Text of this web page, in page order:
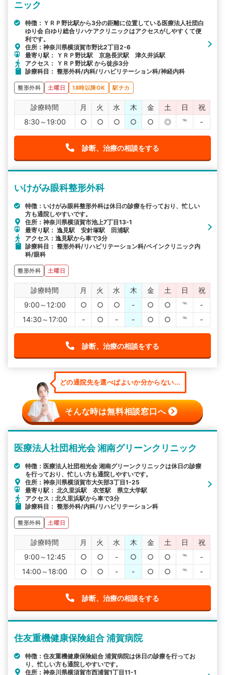
ニック
特徴：ＹＲＰ野比駅から3分の距離に位置している医療法人社団白
ゆり会 白ゆり総合リハケアクリニックはアクセスがしやすくて便
利です。
住所：神奈川県横須賀市野比2丁目2-6
最寄り駅： ＹＲＰ野比駅 京急長沢駅 津久井浜駅
アクセス： ＹＲＰ野比駅 から徒歩3分
診療科目： 整形外科/内科/リハビリテーション科/神経内科
整形外科 土曜日 18時以降OK 駅チカ
診療時間 月 火 水 木 金 土 日
祝
8:30～19:00
○ ○ ○ ○ ○ ◎ ℡ -
診断、治療の相談をする
いけがみ眼科整形外科
特徴：いけがみ眼科整形外科は休日の診療を行っており、忙しい
方も通院しやすいです。
住所：神奈川県横須賀市池上7丁目13-1
最寄り駅： 逸見駅 安針塚駅 田浦駅
アクセス：逸見駅から車で3分
診療科目： 整形外科/リハビリテーション科/ペインクリニック内
科/眼科
整形外科 土曜日
診療時間 月 火 水 木 金 土 日
祝
9:00～12:00
○ ○ ○ - ○ ○ ℡
-
14:30～17:00
- ○ - - ○ ○ ℡ -
診断、治療の相談をする
どの通院先を選べばよいか分からない...
そんな時は無料相談窓口へ
医療法人社団相光会 湘南グリーンクリニック
特徴：医療法人社団相光会 湘南グリーンクリニックは休日の診療
を行っており、忙しい方も通院しやすいです。
住所：神奈川県横須賀市大矢部3丁目1-25
最寄り駅： 北久里浜駅 衣笠駅 県立大学駅
アクセス：北久里浜駅から車で3分
診療科目： 整形外科/内科/リハビリテーション科
整形外科 土曜日
診療時間 月 火 水 木 金 土 日
祝
9:00～12:45
○ ○ - ○ ○ ○ ℡
-
14:00～18:00
○ ○ - - ○ ○ ℡ -
診断、治療の相談をする
住友重機健康保険組合 浦賀病院
特徴：住友重機健康保険組合 浦賀病院は休日の診療を行ってお
り、忙しい方も通院しやすいです。
住所：神奈川県横須賀市西浦賀1丁目11-1